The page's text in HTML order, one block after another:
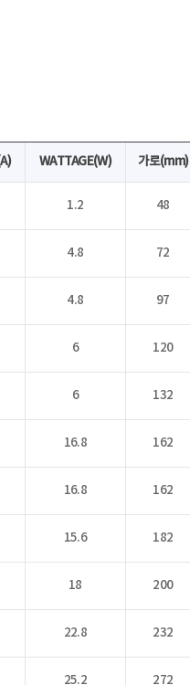
WATTAGE(W) 가로(mm)
1.2 48
4.8 72
4.8 97
6 120
6 132
16.8 162
16.8 162
15.6 182
18 200
22.8 232
25.2 272